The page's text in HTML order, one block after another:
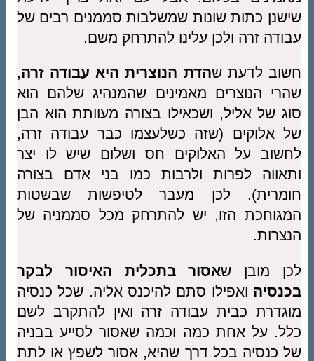
שישנן כתות שונות שמשלבות סממנים רבים של
עבודה זרה ולכן עלינו להתרחק משם.
חשוב לדעת שהדת הנוצרית היא עבודה זרה,
שהרי הנוצרים מאמינים שהמנהיג שלהם הוא
סוג של אליל, ושכאילו בצורה מעוותת הוא הבן
של אלוקים (שזה כשלעצמו כבר עבודה זרה,
לחשוב על האלוקים חס ושלום שיש לו יצר
ותאווה לפרות ולרבות כמו בני אדם בצורה
חומרית). לכן מעבר לטיפשות שבשטות
המגוחכת הזו, יש להתרחק מכל סממניה של
הנצרות.
לכן מובן שאסור בתכלית האיסור לבקר
בכנסיה ואפילו סתם להיכנס אליה. שכל כנסיה
מוגדרת כבית עבודה זרה ואין להתקרב לשם
כלל. על אחת כמה וכמה שאסור לסייע בבניה
של כנסיה בכל דרך שהיא, אסור לשפץ או לתת